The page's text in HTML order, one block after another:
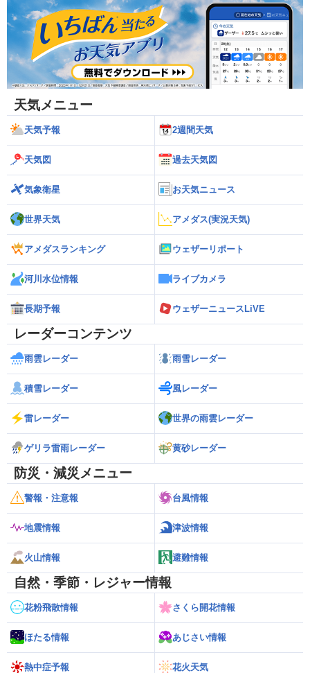
天気メニュー
天気予報 2週間天気
天気図 過去天気図
気象衛星 お天気ニュース
世界天気 アメダス(実況天気)
アメダスランキング ウェザーリポート
河川水位情報 ライブカメラ
長期予報 ウェザーニュースLiVE
レーダーコンテンツ
雨雲レーダー 雨雪レーダー
積雪レーダー 風レーダー
雷レーダー 世界の雨雲レーダー
ゲリラ雷雨レーダー 黄砂レーダー
防災・減災メニュー
警報・注意報 台風情報
地震情報 津波情報
火山情報 避難情報
自然・季節・レジャー情報
花粉飛散情報 さくら開花情報
ほたる情報 あじさい情報
熱中症予報 花火天気